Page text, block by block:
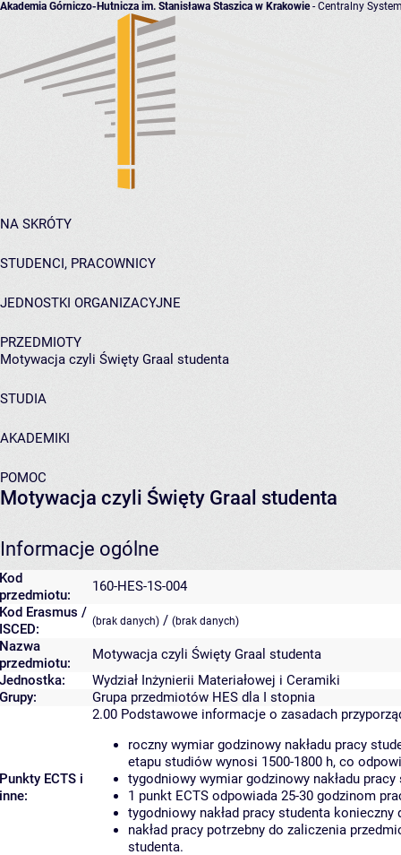
Akademia Górniczo-Hutnicza im. Stanisława Staszica w Krakowie- Centralny
NA SKRÓTY
STUDENCI, PRACOWNICY
JEDNOSTKI ORGANIZACYJNE
PRZEDMIOTY
Motywacja czyli Święty Graal studenta
STUDIA
AKADEMIKI
POMOC
Motywacja czyli Święty Graal studenta
Informacje ogólne
Kod
przedmiotu:
160-HES-1S-004
Kod Erasmus /
ISCED:
(brak danych) / (brak danych)
Nazwa
przedmiotu:
Motywacja czyli Święty Graal studenta
Jednostka:
Wydział Inżynierii Materiałowej i Ceramiki
Grupy:
Grupa przedmiotów HES dla I stopnia
Punkty ECTS i
inne:
2.00 Podstawowe informacje o zasadach
roczny wymiar godzinowy nakładu pracy
etapu studiów wynosi 1500-1800 h, co
tygodniowy wymiar godzinowy nakładu
1 punkt ECTS odpowiada 25-30 godzinom
tygodniowy nakład pracy studenta
nakład pracy potrzebny do zaliczenia
studenta.